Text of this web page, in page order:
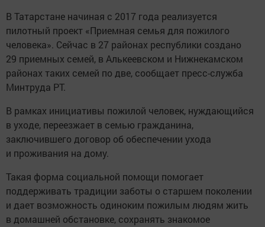
В Татарстане начиная с 2017 года реализуется
пилотный проект «Приемная семья для пожилого
человека». Сейчас в 27 районах республики создано
29 приемных семей, в Алькеевском и Нижнекамском
районах таких семей по две, сообщает пресс-служба
Минтруда РТ.
В рамках инициативы пожилой человек, нуждающийся
в уходе, переезжает в семью гражданина,
заключившего договор об обеспечении ухода
и проживания на дому.
Такая форма социальной помощи помогает
поддерживать традиции заботы о старшем поколении
и дает возможность одиноким пожилым людям жить
в домашней обстановке, сохранять знакомое